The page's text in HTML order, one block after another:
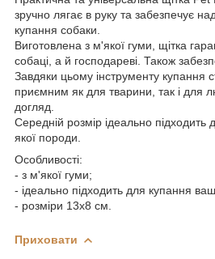
зручно лягає в руку та забезпечує
купання собаки.
Виготовлена з м'якої гуми, щітка
собаці, а й господареві. Також
Завдяки цьому інструменту купання
приємним як для тварини, так і для
догляд.
Середній розмір ідеально підходить
якої породи.
Особливості:
- з м'якої гуми;
- ідеально підходить для купання
- розміри 13x8 см.
Приховати